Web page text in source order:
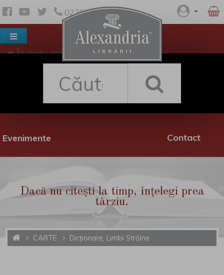
0230 530 342
Închide meniul
Evenimente
Rețea librării
Contact
Dacă nu citești la timp, înțelegi prea
târziu.
CARTE Dicţionare, Limbi Străine